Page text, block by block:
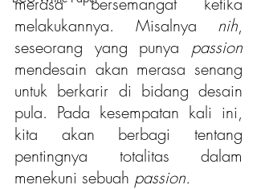
melakukannya. Misalnya nih,
seseorang yang punya
mendesain akan merasa senang
untuk berkarir di bidang desain
pula. Pada kesempatan kali ini,
kita akan berbagi tentang
pentingnya totalitas dalam
menekuni sebuah passion.